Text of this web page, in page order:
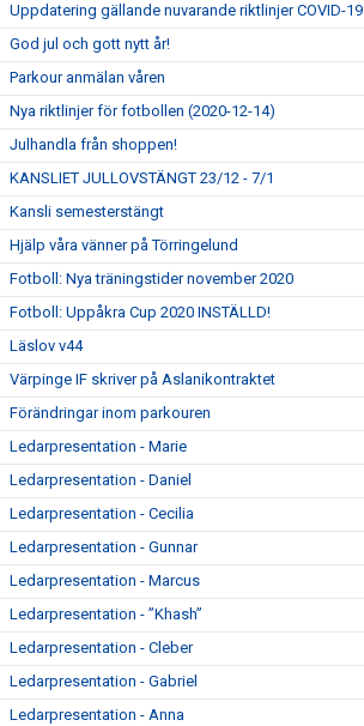
Uppdatering gällande nuvarande riktlinjer COVID-19
God jul och gott nytt år!
Parkour anmälan våren
Nya riktlinjer för fotbollen (2020-12-14)
Julhandla från shoppen!
KANSLIET JULLOVSTÄNGT 23/12 - 7/1
Kansli semesterstängt
Hjälp våra vänner på Törringelund
Fotboll: Nya träningstider november 2020
Fotboll: Uppåkra Cup 2020 INSTÄLLD!
Läslov v44
Värpinge IF skriver på Aslanikontraktet
Förändringar inom parkouren
Ledarpresentation - Marie
Ledarpresentation - Daniel
Ledarpresentation - Cecilia
Ledarpresentation - Gunnar
Ledarpresentation - Marcus
Ledarpresentation - ”Khash”
Ledarpresentation - Cleber
Ledarpresentation - Gabriel
Ledarpresentation - Anna